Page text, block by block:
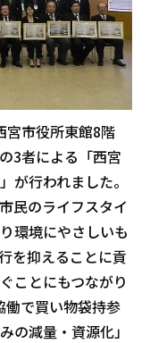
宮市役所東館8階
3者による「西宮
が行われました。
民のライフスタイ
環境にやさしいも
を抑えることに貢
ことにもつながり
働で買い物袋持参
の減量・資源化」